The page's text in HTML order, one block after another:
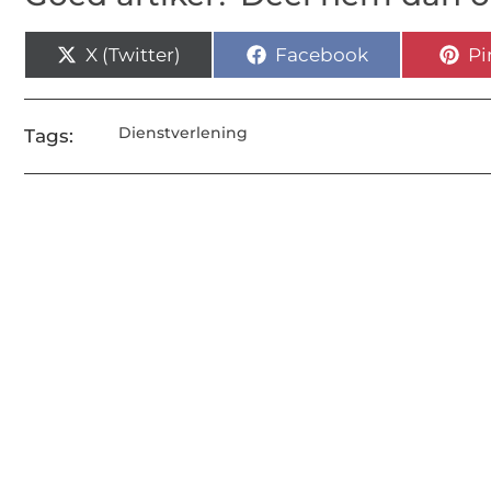
X (Twitter) Facebook
Tags: Dienstverlening